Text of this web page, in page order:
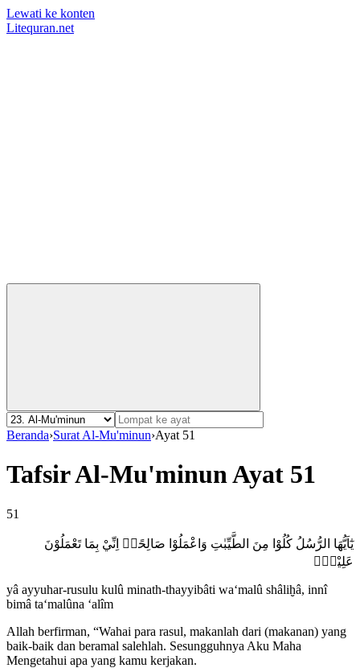
Lewati ke konten
Litequran.net
Beranda›Surat Al-Mu'minun›Ayat 51
Tafsir Al-Mu'minun Ayat 51
51
يٰٓاَيُّهَا الرُّسُلُ كُلُوْا مِنَ الطَّيِّبٰتِ وَاعْمَلُوْا صَالِحًاۗ اِنِّيْ بِمَا تَعْمَلُوْنَ
عَلِيْمٌۗ
yâ ayyuhar-rusulu kulû minath-thayyibâti wa‘malû shâliḫâ, innî
bimâ ta‘malûna ‘alîm
Allah berfirman, “Wahai para rasul, makanlah dari (makanan) yang
baik-baik dan beramal salehlah. Sesungguhnya Aku Maha
Mengetahui apa yang kamu kerjakan.